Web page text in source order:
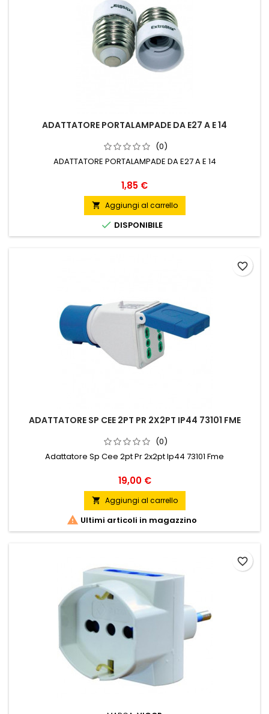
ADATTATORE PORTALAMPADE DA E27 A E 14
(0)
ADATTATORE PORTALAMPADE DA E27 A E 14
Prezzo
1,85 €
 Aggiungi al carrello
 DISPONIBILE
ADATTATORE SP CEE 2PT PR 2X2PT IP44 73101 FME
(0)
Adattatore Sp Cee 2pt Pr 2x2pt Ip44 73101 Fme
Prezzo
19,00 €
 Aggiungi al carrello
 Ultimi articoli in magazzino
favorite_border
favorite_border